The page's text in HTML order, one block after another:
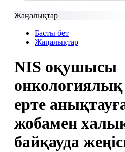
Жаңалықтар
Басты бет
Жаңалықтар
NIS оқушысы
ерте
жобамен
байқауда